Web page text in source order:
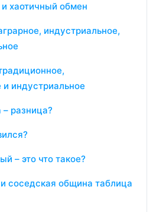
хаотичный обмен
индустриальное,
индустриальное
разница?
– это что такое?
соседская община таблица